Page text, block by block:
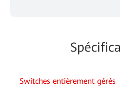
Switches entièrement gérés